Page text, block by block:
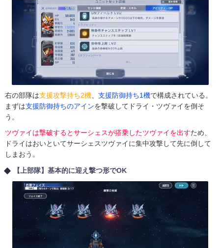
右の部隊は支援攻撃持ち2機、 支援防御持ち1機で構成されている。
まずは支援防御持ちのアインを撃破してドライ・ツヴァイを倒そ
う。
ツヴァイは撃破するとサーシェスが搭乗したツヴァイを出すため、
ドライはおいといてサーシェスツヴァイに集中攻撃して先に倒して
しまおう。
【上部隊】基本的に迎え撃つ形でOK